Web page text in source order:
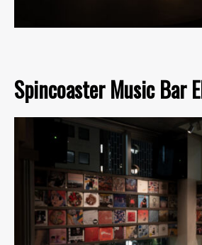
Spincoaster Music Bar